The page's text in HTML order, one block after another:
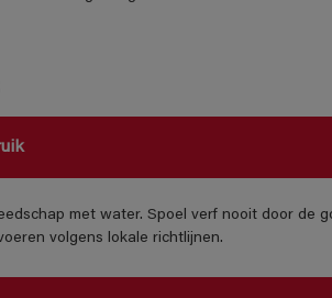
met water. Spoel verf nooit door de
volgens lokale richtlijnen.